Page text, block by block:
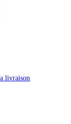
livraison